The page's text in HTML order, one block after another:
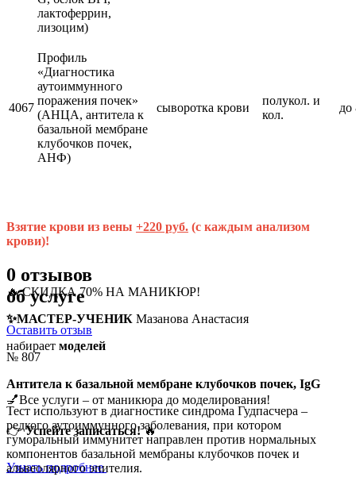
🔥 СКИДКА 70% НА МАНИКЮР!
✨МАСТЕР-УЧЕНИК Мазанова Анастасия
набирает моделей
💅Все услуги – от маникюра до моделирования!
👉Успейте записаться!🔥
Узнать подробнее
лактоферрин,
лизоцим)
4067
Профиль
«Диагностика
аутоиммунного
поражения почек»
(АНЦА, антитела к
базальной мембране
клубочков почек,
АНФ)
сыворотка крови
полукол. и
кол.
до
Взятие крови из вены +220 руб. (с каждым анализом
крови)!
0 отзывов
об услуге
Оставить отзыв
№ 807
Антитела к базальной мембране клубочков почек, IgG
Тест используют в диагностике синдрома Гудпасчера –
редкого аутоиммунного заболевания, при котором
гуморальный иммунитет направлен против нормальных
компонентов базальной мембраны клубочков почек и
альвеолярного эпителия.